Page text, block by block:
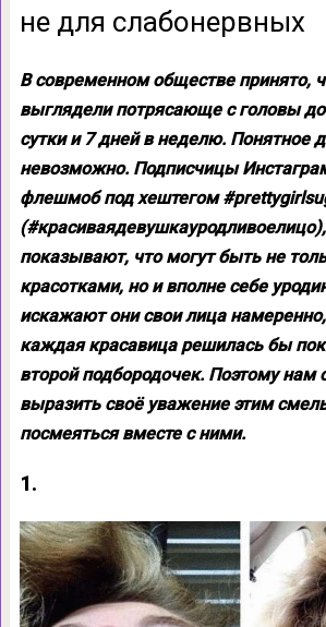
не для слабонервных
В современном обществе принято,
выглядели потрясающе с головы до
сутки и 7 дней в неделю. Понятное
невозможно. Подписчицы
флешмоб под хештегом
показывают, что могут быть не
красотками, но и вполне себе
искажают они свои лица
каждая красавица решилась бы
второй подбородочек. Поэтому нам
выразить своё уважение этим
посмеяться вместе с ними.
1.